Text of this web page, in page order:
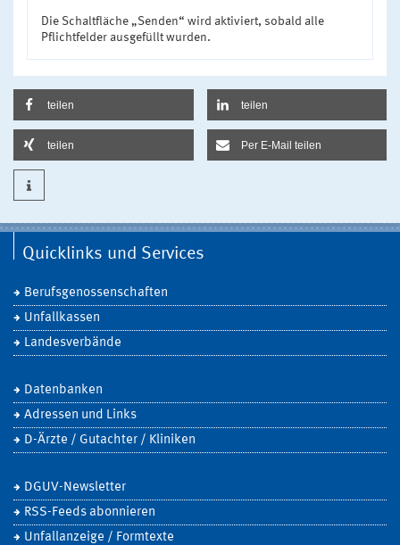
Die Schaltfläche „Senden“ wird aktiviert, sobald alle
Pflichtfelder ausgefüllt wurden.
teilen teilen
teilen Per E-Mail teilen
Quicklinks und Services
Berufsgenossenschaften
Unfallkassen
Landesverbände
Datenbanken
Adressen und Links
D-Ärzte / Gutachter / Kliniken
DGUV-Newsletter
RSS-Feeds abonnieren
Unfallanzeige / Formtexte